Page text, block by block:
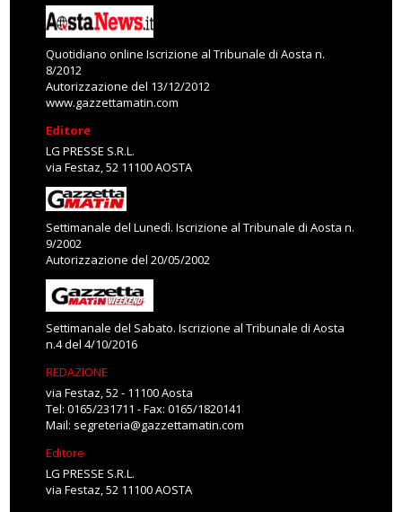
Quotidiano online Iscrizione al Tribunale di Aosta n.
8/2012
Autorizzazione del 13/12/2012
www.gazzettamatin.com
Editore
LG PRESSE S.R.L.
via Festaz, 52 11100 AOSTA
Settimanale del Lunedì. Iscrizione al Tribunale di Aosta n.
9/2002
Autorizzazione del 20/05/2002
Settimanale del Sabato. Iscrizione al Tribunale di Aosta
n.4 del 4/10/2016
REDAZIONE
via Festaz, 52 - 11100 Aosta
Tel: 0165/231711 - Fax: 0165/1820141
Mail: segreteria@gazzettamatin.com
Editore
LG PRESSE S.R.L.
via Festaz, 52 11100 AOSTA